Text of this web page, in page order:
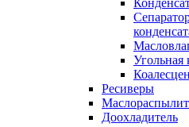
Угольная
Ресиверы
Доохладитель